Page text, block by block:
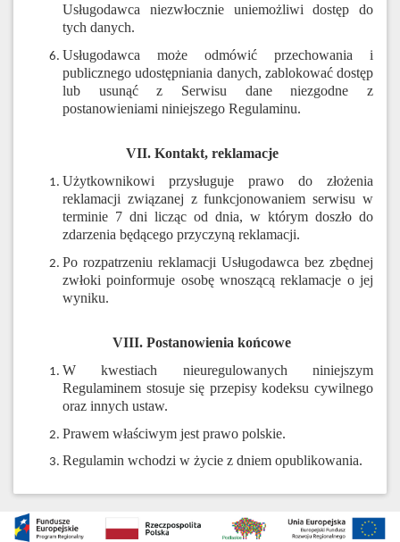
Usługodawca niezwłocznie uniemożliwi dostęp do
tych danych.
Usługodawca może odmówić przechowania i
publicznego udostępniania danych, zablokować dostęp
lub usunąć z Serwisu dane niezgodne z
postanowieniami niniejszego Regulaminu.
VII. Kontakt, reklamacje
Użytkownikowi przysługuje prawo do złożenia
reklamacji związanej z funkcjonowaniem serwisu w
terminie 7 dni licząc od dnia, w którym doszło do
zdarzenia będącego przyczyną reklamacji.
Po rozpatrzeniu reklamacji Usługodawca bez zbędnej
zwłoki poinformuje osobę wnoszącą reklamacje o jej
wyniku.
VIII. Postanowienia końcowe
W kwestiach nieuregulowanych niniejszym
Regulaminem stosuje się przepisy kodeksu cywilnego
oraz innych ustaw.
Prawem właściwym jest prawo polskie.
Regulamin wchodzi w życie z dniem opublikowania.